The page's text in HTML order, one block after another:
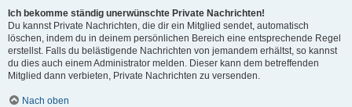
Ich bekomme ständig unerwünschte Private Nachrichten!
Du kannst Private Nachrichten, die dir ein Mitglied sendet, automatisch
löschen, indem du in deinem persönlichen Bereich eine entsprechende Regel
erstellst. Falls du belästigende Nachrichten von jemandem erhältst, so kannst
du dies auch einem Administrator melden. Dieser kann dem betreffenden
Mitglied dann verbieten, Private Nachrichten zu versenden.
Nach oben